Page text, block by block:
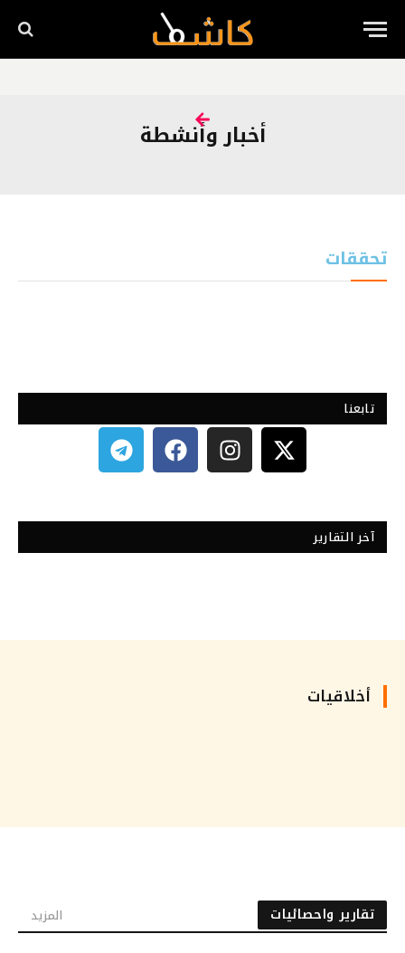
أخبار وأنشطة
تحققات
تابعنا
آخر التقارير
أخلاقيات
تقارير واحصائيات المزيد